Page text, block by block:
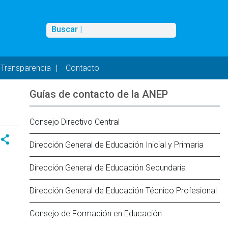
Buscar
Buscar |
Transparencia Contacto
Guías de contacto de la ANEP
Consejo Directivo Central
Dirección General de Educación Inicial y Primaria
Dirección General de Educación Secundaria
Dirección General de Educación Técnico Profesional
Consejo de Formación en Educación